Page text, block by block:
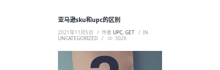
亚马逊sku和upc的区别
2021年11月5日 作者 UPC, GET
IN
UNCATEGORIZED
3026